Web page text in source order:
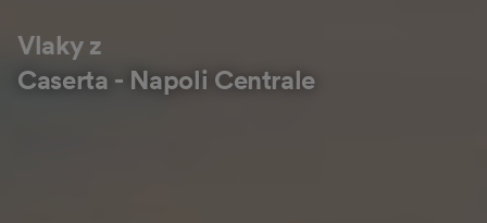
Vlaky z
Caserta - Napoli Centrale